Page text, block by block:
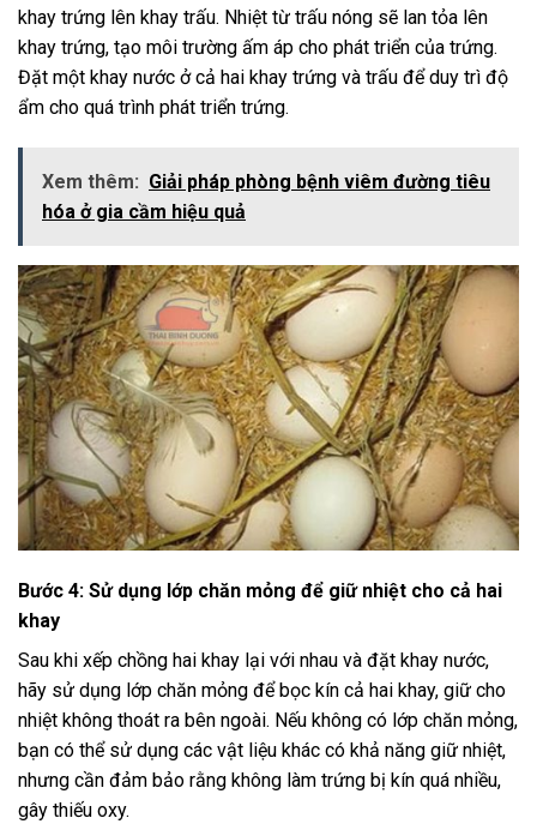
khay trứng lên khay trấu. Nhiệt từ trấu nóng sẽ lan tỏa lên
khay trứng, tạo môi trường ấm áp cho phát triển của trứng.
Đặt một khay nước ở cả hai khay trứng và trấu để duy trì độ
ẩm cho quá trình phát triển trứng.
Xem thêm: Giải pháp phòng bệnh viêm đường tiêu
hóa ở gia cầm hiệu quả
Bước 4: Sử dụng lớp chăn mỏng để giữ nhiệt cho cả hai
khay
Sau khi xếp chồng hai khay lại với nhau và đặt khay nước,
hãy sử dụng lớp chăn mỏng để bọc kín cả hai khay, giữ cho
nhiệt không thoát ra bên ngoài. Nếu không có lớp chăn mỏng,
bạn có thể sử dụng các vật liệu khác có khả năng giữ nhiệt,
nhưng cần đảm bảo rằng không làm trứng bị kín quá nhiều,
gây thiếu oxy.